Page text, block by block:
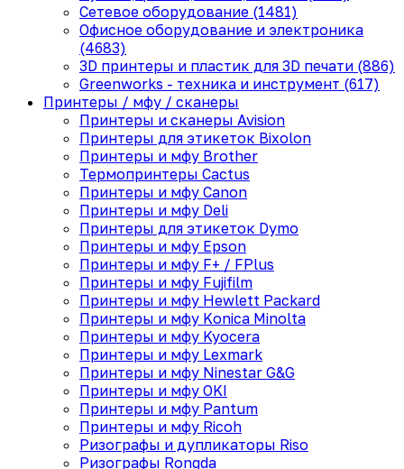
Сетевое оборудование (1481)
Офисное оборудование и электроника
(4683)
3D принтеры и пластик для 3D печати (886)
Greenworks - техника и инструмент (617)
Принтеры / мфу / сканеры
Принтеры и сканеры Avision
Принтеры для этикеток Bixolon
Принтеры и мфу Brother
Термопринтеры Cactus
Принтеры и мфу Canon
Принтеры и мфу Deli
Принтеры для этикеток Dymo
Принтеры и мфу Epson
Принтеры и мфу F+ / FPlus
Принтеры и мфу Fujifilm
Принтеры и мфу Hewlett Packard
Принтеры и мфу Konica Minolta
Принтеры и мфу Kyocera
Принтеры и мфу Lexmark
Принтеры и мфу Ninestar G&G
Принтеры и мфу OKI
Принтеры и мфу Pantum
Принтеры и мфу Ricoh
Ризографы и дупликаторы Riso
Ризографы Rongda